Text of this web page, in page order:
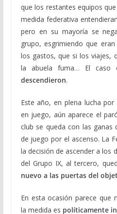
que los restantes equipos
medida federativa
pero en su mayoría se
grupo, esgrimiendo que
los gastos, que si los viajes,
la abuela fuma… El caso
descendieron.
Este año, en plena lucha
en juego, aún aparece el
club se queda con las ganas
de juego por el ascenso. La
la decisión de ascender a los
del Grupo IX, al tercero,
nuevo a las puertas del
En esta ocasión parece que
la medida es políticamente